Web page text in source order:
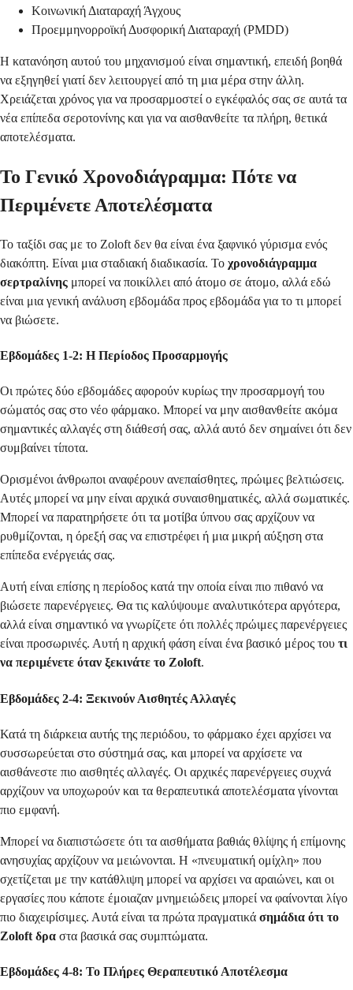
Κοινωνική Διαταραχή Άγχους
Προεμμηνορροϊκή Δυσφορική Διαταραχή (PMDD)
Η κατανόηση αυτού του μηχανισμού είναι σημαντική, επειδή βοηθά
να εξηγηθεί γιατί δεν λειτουργεί από τη μια μέρα στην άλλη.
Χρειάζεται χρόνος για να προσαρμοστεί ο εγκέφαλός σας σε αυτά τα
νέα επίπεδα σεροτονίνης και για να αισθανθείτε τα πλήρη, θετικά
αποτελέσματα.
Το Γενικό Χρονοδιάγραμμα: Πότε να
Περιμένετε Αποτελέσματα
Το ταξίδι σας με το Zoloft δεν θα είναι ένα ξαφνικό γύρισμα ενός
διακόπτη. Είναι μια σταδιακή διαδικασία. Το χρονοδιάγραμμα
σερτραλίνης μπορεί να ποικίλλει από άτομο σε άτομο, αλλά εδώ
είναι μια γενική ανάλυση εβδομάδα προς εβδομάδα για το τι μπορεί
να βιώσετε.
Εβδομάδες 1-2: Η Περίοδος Προσαρμογής
Οι πρώτες δύο εβδομάδες αφορούν κυρίως την προσαρμογή του
σώματός σας στο νέο φάρμακο. Μπορεί να μην αισθανθείτε ακόμα
σημαντικές αλλαγές στη διάθεσή σας, αλλά αυτό δεν σημαίνει ότι δεν
συμβαίνει τίποτα.
Ορισμένοι άνθρωποι αναφέρουν ανεπαίσθητες, πρώιμες βελτιώσεις.
Αυτές μπορεί να μην είναι αρχικά συναισθηματικές, αλλά σωματικές.
Μπορεί να παρατηρήσετε ότι τα μοτίβα ύπνου σας αρχίζουν να
ρυθμίζονται, η όρεξή σας να επιστρέφει ή μια μικρή αύξηση στα
επίπεδα ενέργειάς σας.
Αυτή είναι επίσης η περίοδος κατά την οποία είναι πιο πιθανό να
βιώσετε παρενέργειες. Θα τις καλύψουμε αναλυτικότερα αργότερα,
αλλά είναι σημαντικό να γνωρίζετε ότι πολλές πρώιμες παρενέργειες
είναι προσωρινές. Αυτή η αρχική φάση είναι ένα βασικό μέρος του τι
να περιμένετε όταν ξεκινάτε το Zoloft.
Εβδομάδες 2-4: Ξεκινούν Αισθητές Αλλαγές
Κατά τη διάρκεια αυτής της περιόδου, το φάρμακο έχει αρχίσει να
συσσωρεύεται στο σύστημά σας, και μπορεί να αρχίσετε να
αισθάνεστε πιο αισθητές αλλαγές. Οι αρχικές παρενέργειες συχνά
αρχίζουν να υποχωρούν και τα θεραπευτικά αποτελέσματα γίνονται
πιο εμφανή.
Μπορεί να διαπιστώσετε ότι τα αισθήματα βαθιάς θλίψης ή επίμονης
ανησυχίας αρχίζουν να μειώνονται. Η «πνευματική ομίχλη» που
σχετίζεται με την κατάθλιψη μπορεί να αρχίσει να αραιώνει, και οι
εργασίες που κάποτε έμοιαζαν μνημειώδεις μπορεί να φαίνονται λίγο
πιο διαχειρίσιμες. Αυτά είναι τα πρώτα πραγματικά σημάδια ότι το
Zoloft δρα στα βασικά σας συμπτώματα.
Εβδομάδες 4-8: Το Πλήρες Θεραπευτικό Αποτέλεσμα